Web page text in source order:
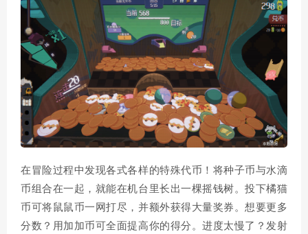
在冒险过程中发现各式各样的特殊代币！将种子币与水滴
币组合在一起，就能在机台里长出一棵摇钱树。投下橘猫
币可将鼠鼠币一网打尽，并额外获得大量奖券。想要更多
分数？用加加币可全面提高你的得分。进度太慢了？发射